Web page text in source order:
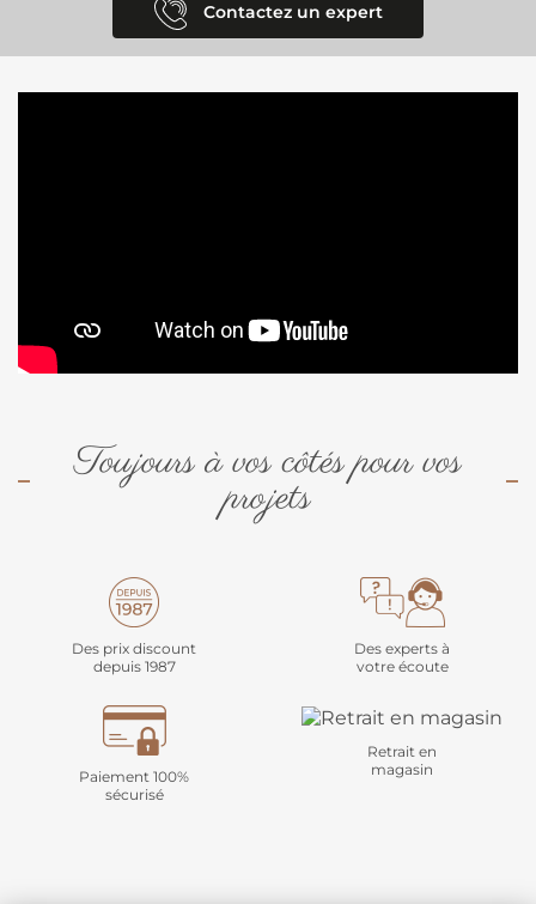
Contactez un expert
Toujours à vos côtés pour vos
projets
Des prix discount
depuis 1987
Des experts à
votre écoute
Paiement 100%
sécurisé
Retrait en
magasin